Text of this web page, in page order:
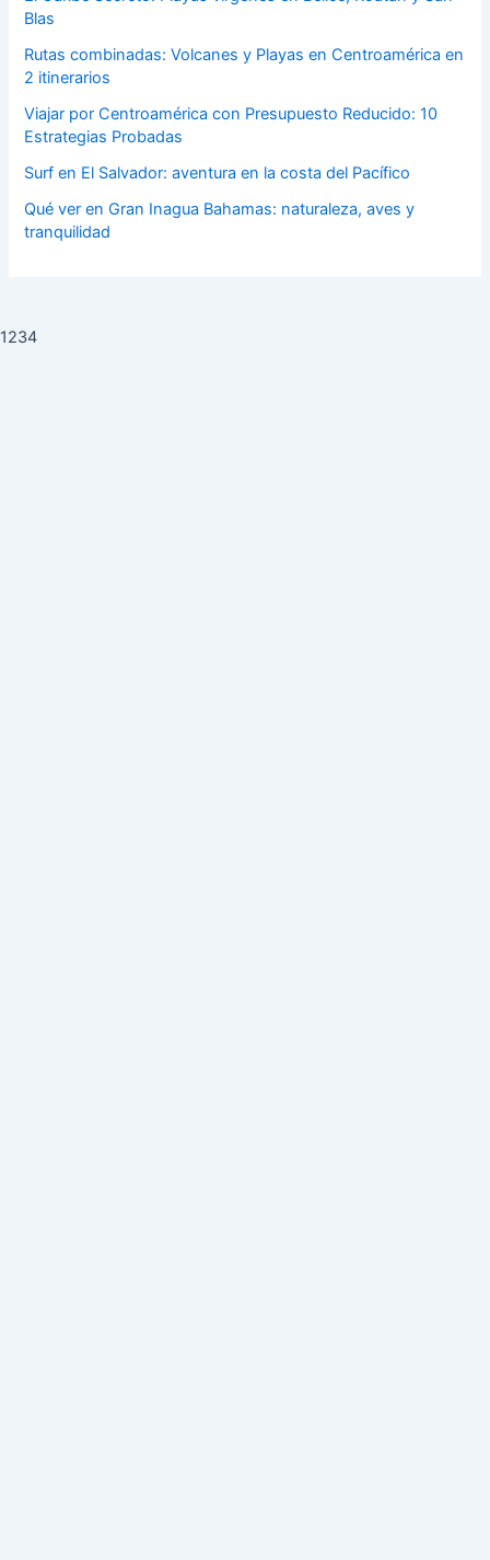
Blas
Rutas combinadas: Volcanes y Playas en Centroamérica en
2 itinerarios
Viajar por Centroamérica con Presupuesto Reducido: 10
Estrategias Probadas
Surf en El Salvador: aventura en la costa del Pacífico
Qué ver en Gran Inagua Bahamas: naturaleza, aves y
tranquilidad
1234